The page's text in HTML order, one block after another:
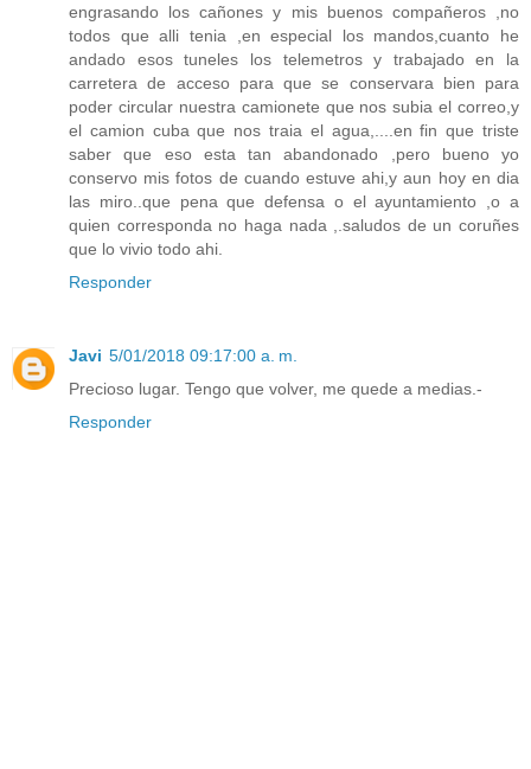
engrasando los cañones y mis buenos compañeros ,no
todos que alli tenia ,en especial los mandos,cuanto he
andado esos tuneles los telemetros y trabajado en la
carretera de acceso para que se conservara bien para
poder circular nuestra camionete que nos subia el correo,y
el camion cuba que nos traia el agua,....en fin que triste
saber que eso esta tan abandonado ,pero bueno yo
conservo mis fotos de cuando estuve ahi,y aun hoy en dia
las miro..que pena que defensa o el ayuntamiento ,o a
quien corresponda no haga nada ,.saludos de un coruñes
que lo vivio todo ahi.
Responder
Javi 5/01/2018 09:17:00 a. m.
Precioso lugar. Tengo que volver, me quede a medias.-
Responder